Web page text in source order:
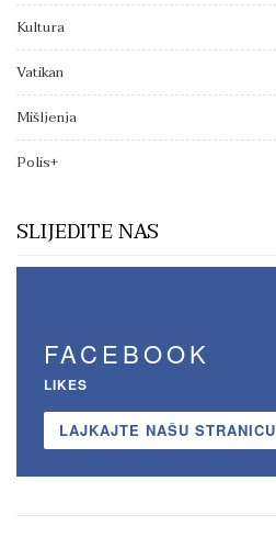
Kultura
Vatikan
Mišljenja
Polis+
SLIJEDITE NAS
FACEBOOK
LIKES
LAJKAJTE NAŠU STRANICU